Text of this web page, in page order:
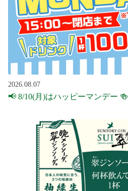
2026.08.07
📢 8/10(月)はハッピーマンデー 🍻